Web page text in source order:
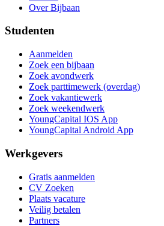
Over Bijbaan
Studenten
Aanmelden
Zoek een bijbaan
Zoek avondwerk
Zoek parttimewerk (overdag)
Zoek vakantiewerk
Zoek weekendwerk
YoungCapital IOS App
YoungCapital Android App
Werkgevers
Gratis aanmelden
CV Zoeken
Plaats vacature
Veilig betalen
Partners